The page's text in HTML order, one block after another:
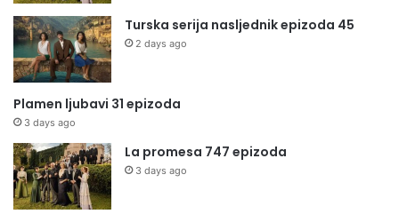
Turska serija nasljednik epizoda 45
2 days ago
Plamen ljubavi 31 epizoda
3 days ago
La promesa 747 epizoda
3 days ago